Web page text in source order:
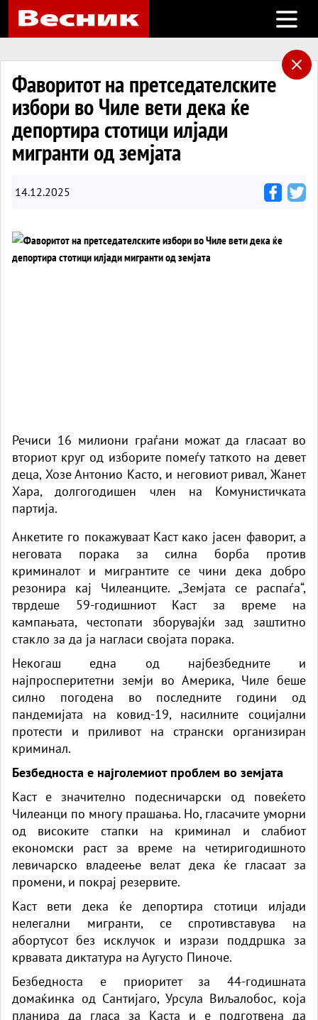
Open
Фаворитот на претседателските
избори во Чиле вети дека ќе
депортира стотици илјади
мигранти од земјата
14.12.2025
Речиси 16 милиони граѓани можат да гласаат во
вториот круг од изборите помеѓу таткото на девет
деца, Хозе Антонио Касто, и неговиот ривал, Жанет
Хара, долгогодишен член на Комунистичката
партија.
Анкетите го покажуваат Каст како јасен фаворит, а
неговата порака за силна борба против
криминалот и мигрантите се чини дека добро
резонира кај Чилеанците. „Земјата се распаѓа“,
тврдеше 59-годишниот Каст за време на
кампањата, честопати зборувајќи зад заштитно
стакло за да ја нагласи својата порака.
Некогаш една од најбезбедните и
најпросперитетни земји во Америка, Чиле беше
силно погодена во последните години од
пандемијата на ковид-19, насилните социјални
протести и приливот на странски организиран
криминал.
Безбедноста е најголемиот проблем во земјата
Каст е значително подесничарски од повеќето
Чилеанци по многу прашања. Но, гласачите уморни
од високите стапки на криминал и слабиот
економски раст за време на четиригодишното
левичарско владеење велат дека ќе гласаат за
промени, и покрај резервите.
Каст вети дека ќе депортира стотици илјади
нелегални мигранти, се спротивставува на
абортусот без исклучок и изрази поддршка за
крвавата диктатура на Аугусто Пиноче.
Безбедноста е приоритет за 44-годишната
домаќинка од Сантијаго, Урсула Виљалобос, која
планира да гласа за Каста и е подготвена да